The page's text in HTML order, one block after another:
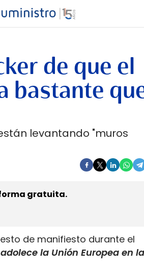
INTERMODAL PROTAGONISTAS
de que el
bastante
levantando "muros
gratuita.
de manifiesto durante el
la Unión Europea en la